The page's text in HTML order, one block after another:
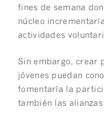
fines de semana
núcleo
actividades
Sin embargo, crear
jóvenes puedan
fomentaría la
también las